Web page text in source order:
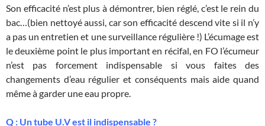
Son efficacité n’est plus à démontrer, bien réglé, c’est le rein du
bac…(bien nettoyé aussi, car son efficacité descend vite si il n’y
a pas un entretien et une surveillance régulière !) L’écumage est
le deuxième point le plus important en récifal, en FO l’écumeur
n’est pas forcement indispensable si vous faites des
changements d’eau régulier et conséquents mais aide quand
même à garder une eau propre.
Q : Un tube U.V est il indispensable ?